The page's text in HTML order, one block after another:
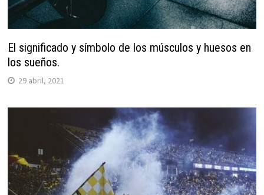
El significado y símbolo de los músculos y huesos en
los sueños.
29 abril, 2021